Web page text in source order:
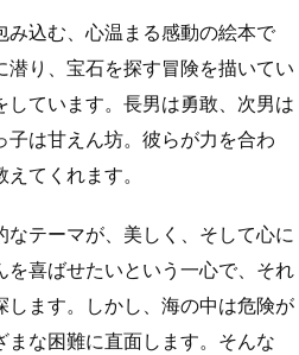
み込む、心温まる感動の絵本で
り、宝石を探す冒険を描いてい
ています。長男は勇敢、次男は
は甘えん坊。彼らが力を合わ
てくれます。
テーマが、美しく、そして心に
喜ばせたいという一心で、それ
ます。しかし、海の中は危険が
な困難に直面します。そんな